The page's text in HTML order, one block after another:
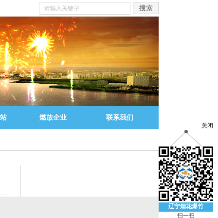
燃放企业 联系我们
关闭
辽宁烟花爆竹
扫一扫